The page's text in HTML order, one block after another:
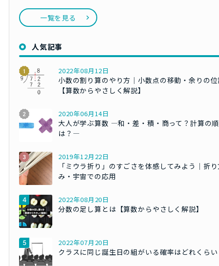
一覧を見る
人気記事
2022年08月12日
小数の割り算のやり方｜小数点の移動・余りの
【算数からやさしく解説】
2020年06月14日
大人が学ぶ算数 ―和・差・積・商って？計算の
は？―
2019年12月22日
「ミウラ折り」のすごさを体感してみよう｜折
み・宇宙での応用
2022年08月20日
分数の足し算とは【算数からやさしく解説】
2022年07月20日
クラスに同じ誕生日の組がいる確率はどれくら